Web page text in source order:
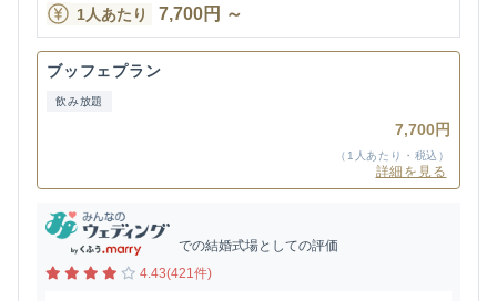
1人あたり 7,700円 ～
ブッフェプラン
飲み放題
7,700円
（1人あたり・税込）
詳細を見る
での結婚式場としての評価
4.43(421件)